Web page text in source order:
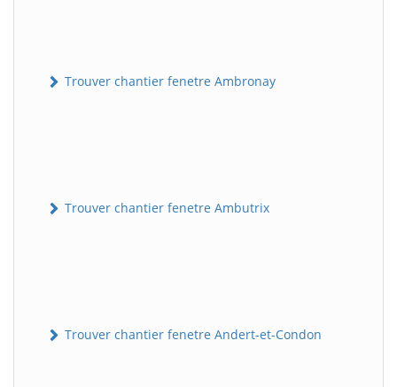
Trouver chantier fenetre Ambronay
Trouver chantier fenetre Ambutrix
Trouver chantier fenetre Andert-et-Condon